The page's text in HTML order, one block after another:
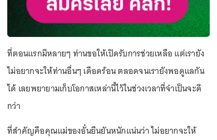
ที่ตอนแรกมีหลายๆ ท่านขอให้เปิดรับการช่วยเหลือ แต่เรายัง
ไม่อยากจะให้ท่านอื่นๆ เดือดร้อน ตลอดจนเรายังพอดูแลกัน
ได้ เลยพยายามเก็บโอกาสเหล่านี้ไว้ในช่วงเวลาที่จำเป็นจะดี
กว่า
ที่สำคัญคือคุณแม่ของอั๋นยืนยันหนักแน่นว่า ไม่อยากจะให้